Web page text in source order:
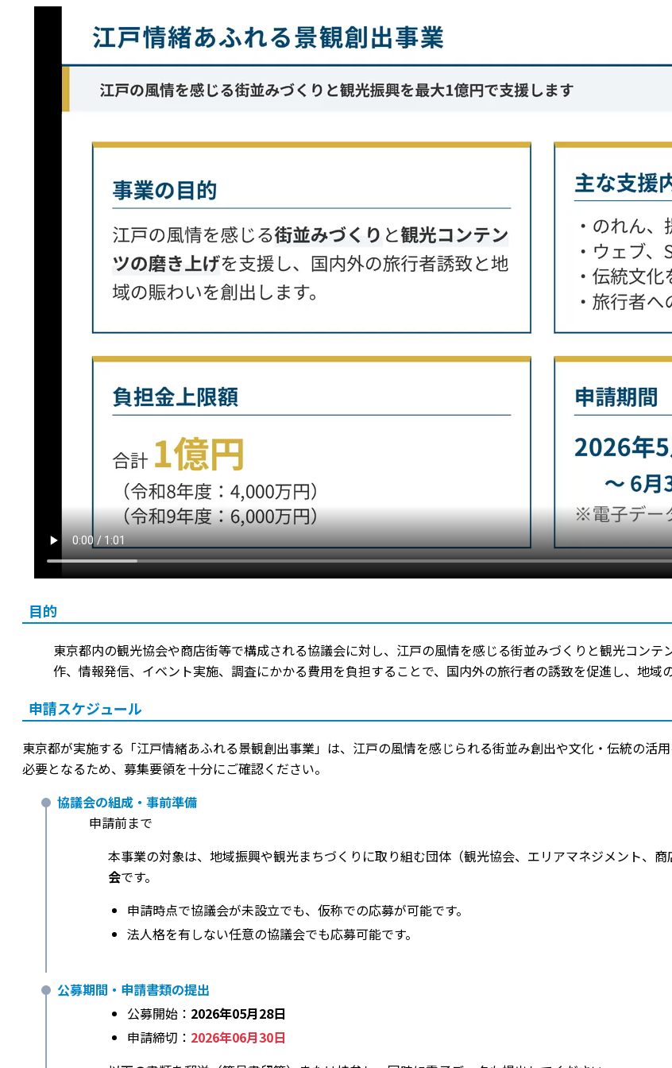
目的
東京都内の観光協会や商店街等で構成される協議会に対し、江戸の風情を感じる街並みづくりと観光コン
作、情報発信、イベント実施、調査にかかる費用を負担することで、国内外の旅行者の誘致を促進し、地域
申請スケジュール
東京都が実施する「江戸情緒あふれる景観創出事業」は、江戸の風情を感じられる街並み創出や文化・伝統の活
必要となるため、募集要領を十分にご確認ください。
協議会の組成・事前準備
申請前まで
本事業の対象は、地域振興や観光まちづくりに取り組む団体（観光協会、エリアマネジメント、
会です。
申請時点で協議会が未設立でも、仮称での応募が可能です。
法人格を有しない任意の協議会でも応募可能です。
公募期間・申請書類の提出
公募開始： 2026年05月28日
申請締切： 2026年06月30日